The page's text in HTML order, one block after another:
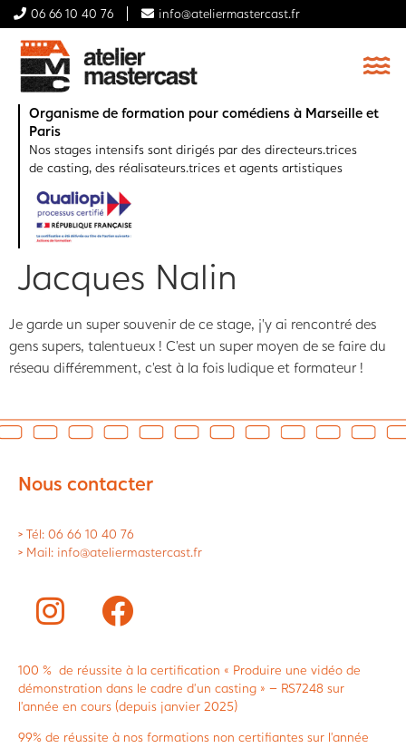
06 66 10 40 76 info@ateliermastercast.fr
Organisme de formation pour comédiens à Marseille et
Paris
Nos stages intensifs sont dirigés par des directeurs.trices
de casting, des réalisateurs.trices et agents artistiques
Jacques Nalin
Je garde un super souvenir de ce stage, j’y ai rencontré des
gens supers, talentueux ! C’est un super moyen de se faire du
réseau différemment, c’est à la fois ludique et formateur !
Nous contacter
> Tél: 06 66 10 40 76
> Mail: info@ateliermastercast.fr
100 % de réussite à la certification « Produire une vidéo de
démonstration dans le cadre d’un casting » – RS7248 sur
l’année en cours (depuis janvier 2025)
99% de réussite à nos formations non certifiantes sur l’année